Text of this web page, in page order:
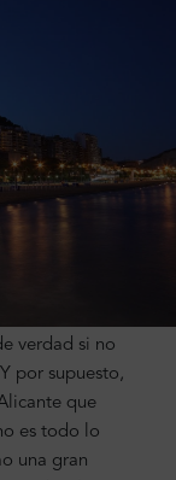
verdad si no
por supuesto,
que
es todo lo
una gran